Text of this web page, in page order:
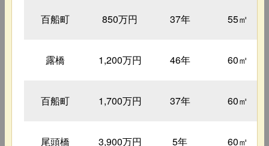
百船町 850万円 37年 55㎡
露橋 1,200万円 46年 60㎡
百船町 1,700万円 37年 60㎡
尾頭橋 3,900万円 5年 60㎡